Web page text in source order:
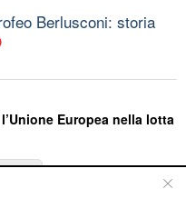
Berlusconi: storia
Europea nella lotta